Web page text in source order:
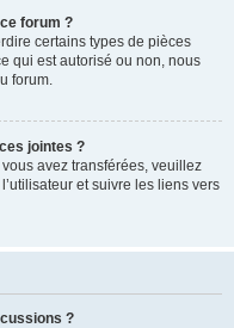
forum ?
certains types de pièces
qui est autorisé ou non, nous
forum.
jointes ?
avez transférées, veuillez
et suivre les liens vers
?